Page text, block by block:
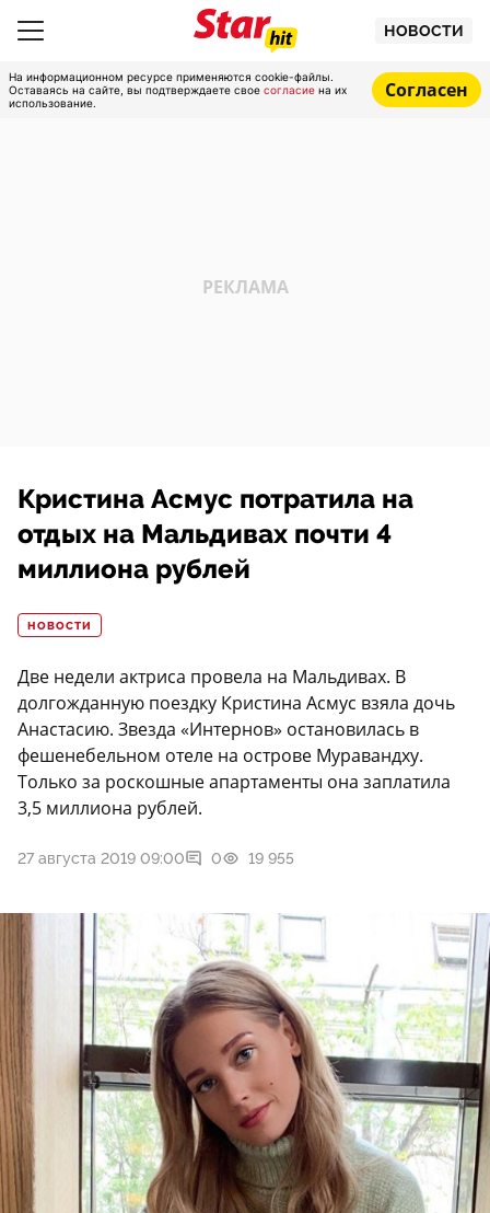
НОВОСТИ
На информационном ресурсе применяются cookie-файлы.
Оставаясь на сайте, вы подтверждаете свое согласие на их
использование.
Согласен
Кристина Асмус потратила на
отдых на Мальдивах почти 4
миллиона рублей
НОВОСТИ
Две недели актриса провела на Мальдивах. В
долгожданную поездку Кристина Асмус взяла дочь
Анастасию. Звезда «Интернов» остановилась в
фешенебельном отеле на острове Муравандху.
Только за роскошные апартаменты она заплатила
3,5 миллиона рублей.
27 августа 2019 09:00 0 19 955